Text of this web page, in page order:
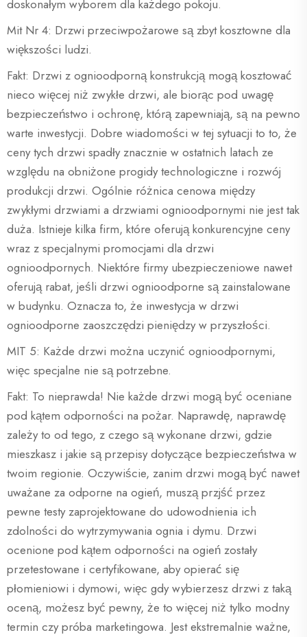
doskonałym wyborem dla każdego pokoju.
Mit Nr 4: Drzwi przeciwpożarowe są zbyt kosztowne dla
większości ludzi.
Fakt: Drzwi z ognioodporną konstrukcją mogą kosztować
nieco więcej niż zwykłe drzwi, ale biorąc pod uwagę
bezpieczeństwo i ochronę, którą zapewniają, są na pewno
warte inwestycji. Dobre wiadomości w tej sytuacji to to, że
ceny tych drzwi spadły znacznie w ostatnich latach ze
względu na obniżone progidy technologiczne i rozwój
produkcji drzwi. Ogólnie różnica cenowa między
zwykłymi drzwiami a drzwiami ognioodpornymi nie jest tak
duża. Istnieje kilka firm, które oferują konkurencyjne ceny
wraz z specjalnymi promocjami dla drzwi
ognioodpornych. Niektóre firmy ubezpieczeniowe nawet
oferują rabat, jeśli drzwi ognioodporne są zainstalowane
w budynku. Oznacza to, że inwestycja w drzwi
ognioodporne zaoszczędzi pieniędzy w przyszłości.
MIT 5: Każde drzwi można uczynić ognioodpornymi,
więc specjalne nie są potrzebne.
Fakt: To nieprawda! Nie każde drzwi mogą być oceniane
pod kątem odporności na pożar. Naprawdę, naprawdę
zależy to od tego, z czego są wykonane drzwi, gdzie
mieszkasz i jakie są przepisy dotyczące bezpieczeństwa w
twoim regionie. Oczywiście, zanim drzwi mogą być nawet
uważane za odporne na ogień, muszą przjść przez
pewne testy zaprojektowane do udowodnienia ich
zdolności do wytrzymywania ognia i dymu. Drzwi
ocenione pod kątem odporności na ogień zostały
przetestowane i certyfikowane, aby opierać się
płomieniowi i dymowi, więc gdy wybierzesz drzwi z taką
oceną, możesz być pewny, że to więcej niż tylko modny
termin czy próba marketingowa. Jest ekstremalnie ważne,